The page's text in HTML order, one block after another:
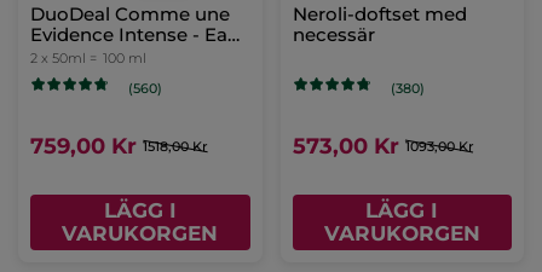
DuoDeal Comme une
Evidence Intense - Eau
de Parfum
2 x 50ml = 100 ml
(560)
759,00 Kr 1518,00 Kr
LÄGG I
VARUKORGEN
Neroli-doftset med
necessär
(380)
573,00 Kr 1093,00 Kr
LÄGG I
VARUKORGEN